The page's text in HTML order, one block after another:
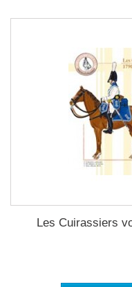
Les Cuirassiers